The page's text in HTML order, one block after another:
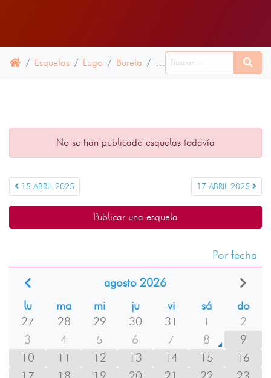
Esquelas Lugo Burela 16 ABRIL 2025
No se han publicado esquelas todavía
15 ABRIL 2025 17 ABRIL 2025
Publicar una esquela
Por fecha
agosto 2026
lu
ma mi ju vi sá
do
27
28 29 30 31 1
2
3
4 5 6 7 8
9
10
11 12 13 14 15
16